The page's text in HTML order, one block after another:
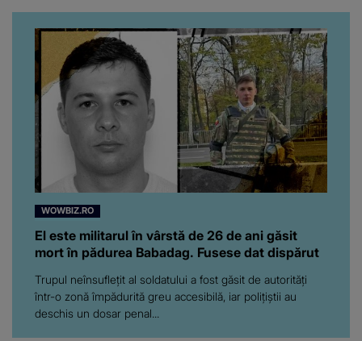
“Am suflet mare. Eu am
ajutat-o.”
WOWBIZ.RO
El este militarul în vârstă de 26 de ani găsit
mort în pădurea Babadag. Fusese dat dispărut
Trupul neînsuflețit al soldatului a fost găsit de autorități
într-o zonă împădurită greu accesibilă, iar polițiștii au
deschis un dosar penal...